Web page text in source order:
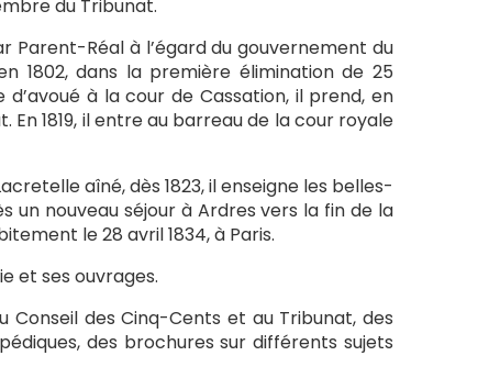
du Tribunat.
Parent-Réal à l’égard du gouvernement du
1802, dans la première élimination de 25
à la cour de Cassation, il prend, en
En 1819, il entre au barreau de la cour royale
aîné, dès 1823, il enseigne les belles-
un nouveau séjour à Ardres vers la fin de la
le 28 avril 1834, à Paris.
et ses ouvrages.
des Cinq-Cents et au Tribunat, des
des brochures sur différents sujets